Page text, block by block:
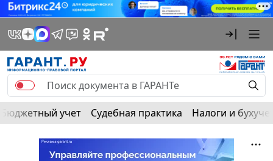
Бюджетный учет Судебная практика Налоги и